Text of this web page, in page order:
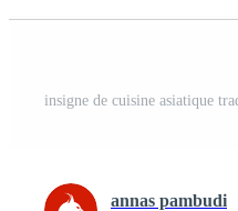
annas pambudi